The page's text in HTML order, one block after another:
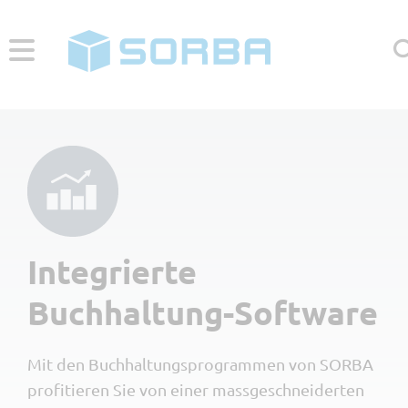
Menü
Für wen
Kleine Unternehmen <10 👷
Mittlere Unternehmen 10-50 👷
Neugründer
Branchen
Gartenbau
Maler & Gipser
Gesamtlösung
Unternehmen
Integrierte
Buchhaltung-Software
Mit den Buchhaltungsprogrammen von SORBA
profitieren Sie von einer massgeschneiderten